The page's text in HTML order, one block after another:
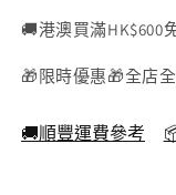
-
-
色
🚚港澳買滿HK$600
🎁限時優惠🎁全店
🚚順豐運費參考